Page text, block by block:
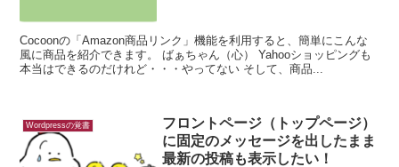
Cocoonの「Amazon商品リンク」機能を利用すると、簡単にこんな
風に商品を紹介できます。 ばぁちゃん（心） Yahooショッピングも
本当はできるのだけれど・・・やってない そして、商品...
Wordpressの覚書
フロントページ（トップページ）
に固定のメッセージを出したまま
最新の投稿も表示したい！